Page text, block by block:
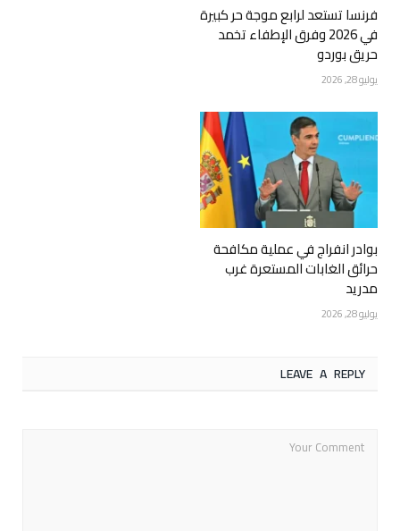
فرنسا تستعد لرابع موجة حر كبيرة
في 2026 وفرق الإطفاء تخمد
حريق بوردو
يوليو 28, 2026
بوادر انفراج في عملية مكافحة
حرائق الغابات المستعرة غرب
مدريد
يوليو 28, 2026
LEAVE A REPLY